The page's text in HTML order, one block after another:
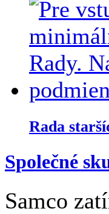
Rada
Společné
Samco